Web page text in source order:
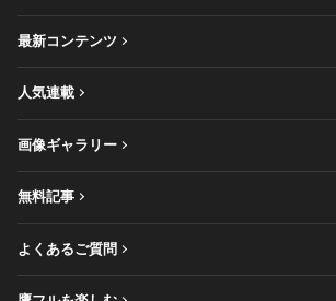
最新コンテンツ
人気連載
画像ギャラリー
無料記事
よくあるご質問